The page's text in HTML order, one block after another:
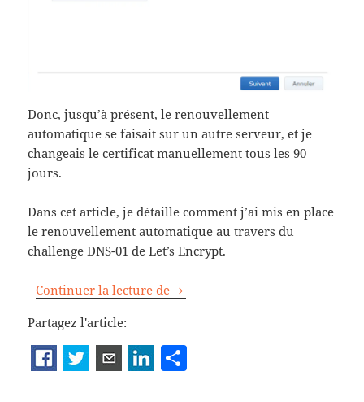
Donc, jusqu’à présent, le renouvellement
automatique se faisait sur un autre serveur, et je
changeais le certificat manuellement tous les 90
jours.
Dans cet article, je détaille comment j’ai mis en place
le renouvellement automatique au travers du
challenge DNS-01 de Let’s Encrypt.
Continuer la lecture de Renouvellement automatique
Partagez l'article: